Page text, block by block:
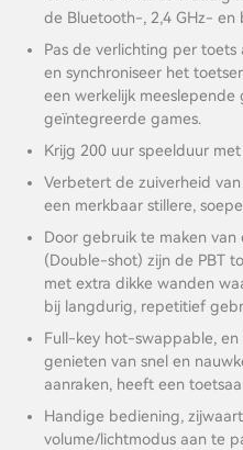
de Bluetooth-, 2,4 GHz- en
Pas de verlichting per toets
en synchroniseer het
een werkelijk
geïntegreerde games.
Krijg 200 uur speelduur
Verbetert de zuiverheid
een merkbaar stillere,
Door gebruik te maken
(Double-shot) zijn de PBT
met extra dikke wanden
bij langdurig, repetitief
Full-key hot-swappable, en
genieten van snel en
aanraken, heeft een
Handige bediening,
volume/lichtmodus aan te